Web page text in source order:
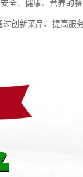
全、健康、营养的
创新菜品、提高服